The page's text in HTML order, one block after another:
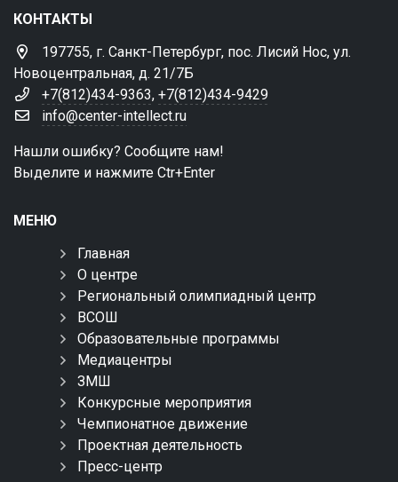
КОНТАКТЫ
197755, г. Санкт-Петербург, пос. Лисий Нос, ул.
Новоцентральная, д. 21/7Б
+7(812)434-9363, +7(812)434-9429
info@center-intellect.ru
Нашли ошибку? Сообщите нам!
Выделите и нажмите Ctr+Enter
МЕНЮ
Главная
О центре
Региональный олимпиадный центр
ВСОШ
Образовательные программы
Медиацентры
ЗМШ
Конкурсные мероприятия
Чемпионатное движение
Проектная деятельность
Пресс-центр